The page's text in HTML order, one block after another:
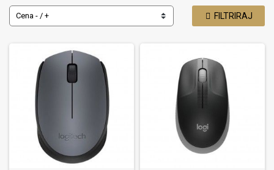
Cena - / + FILTRIRAJ